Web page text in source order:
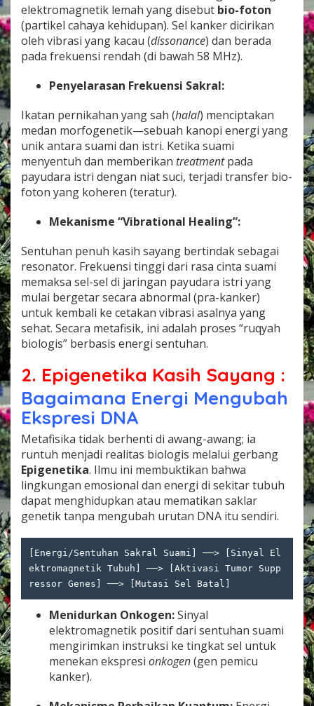
elektromagnetik lemah yang disebut bio-foton
(partikel cahaya kehidupan). Sel kanker dicirikan
oleh vibrasi yang kacau (dissonance) dan berada
pada frekuensi rendah (di bawah 58 MHz).
Penyelarasan Frekuensi Sakral:
Ikatan pernikahan yang sah (halal) menciptakan
medan morfogenetik—sebuah kanopi energi yang
unik antara suami dan istri. Ketika suami
menyentuh dan memberikan treatmentpada
payudara istri dengan niat suci, terjadi transfer bio-
foton yang koheren (teratur).
Mekanisme “Vibrational Healing”:
Sentuhan penuh kasih sayang bertindak sebagai
resonator. Frekuensi tinggi dari rasa cinta suami
memaksa sel-sel di jaringan payudara istri yang
mulai bergetar secara abnormal (pra-kanker)
untuk kembali ke cetakan vibrasi asalnya yang
sehat. Secara metafisik, ini adalah proses “ruqyah
biologis” berbasis energi sentuhan.
2. Epigenetika Kasih Sayang :
Bagaimana Energi Mengubah
Ekspresi DNA
Metafisika tidak berhenti di awang-awang; ia
runtuh menjadi realitas biologis melalui gerbang
Epigenetika. Ilmu ini membuktikan bahwa
lingkungan emosional dan energi di sekitar tubuh
dapat menghidupkan atau mematikan saklar
genetik tanpa mengubah urutan DNA itu sendiri.
[Energi/Sentuhan Sakral Suami] ──> [Sinyal El
ektromagnetik Tubuh] ──> [Aktivasi Tumor Supp
Menidurkan Onkogen:Sinyal
elektromagnetik positif dari sentuhan suami
mengirimkan instruksi ke tingkat sel untuk
menekan ekspresi onkogen(gen pemicu
kanker).